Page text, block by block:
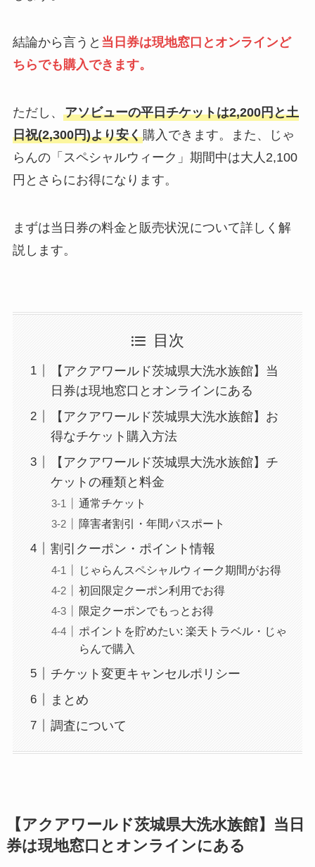
結論から言うと 当日券は現地窓口とオンラインど
ちらでも購入できます。
ただし、 アソビューの平日チケットは2,200円と土
日祝(2,300円)より安く購入できます。また、じゃ
らんの「スペシャルウィーク」期間中は大人2,100
円とさらにお得になります。
まずは当日券の料金と販売状況について詳しく解
説します。
目次
【アクアワールド茨城県大洗水族館】当
日券は現地窓口とオンラインにある
【アクアワールド茨城県大洗水族館】お
得なチケット購入方法
【アクアワールド茨城県大洗水族館】チ
ケットの種類と料金
通常チケット
障害者割引・年間パスポート
割引クーポン・ポイント情報
じゃらんスペシャルウィーク期間がお得
初回限定クーポン利用でお得
限定クーポンでもっとお得
ポイントを貯めたい: 楽天トラベル・じゃ
らんで購入
チケット変更キャンセルポリシー
まとめ
調査について
【アクアワールド茨城県大洗水族館】当日
券は現地窓口とオンラインにある